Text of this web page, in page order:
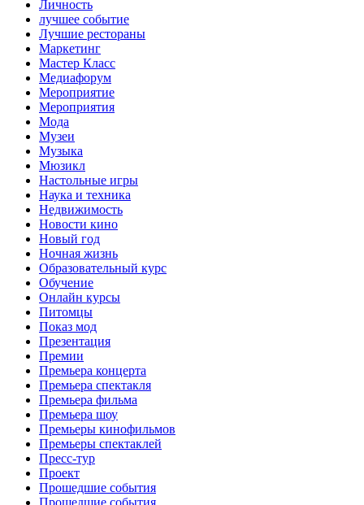
Личность
лучшее событие
Лучшие рестораны
Маркетинг
Мастер Класс
Медиафорум
Мероприятие
Мероприятия
Мода
Музеи
Музыка
Мюзикл
Настольные игры
Наука и техника
Недвижимость
Новости кино
Новый год
Ночная жизнь
Образовательный курс
Обучение
Онлайн курсы
Питомцы
Показ мод
Презентация
Премии
Премьера концерта
Премьера спектакля
Премьера фильма
Премьера шоу
Премьеры кинофильмов
Премьеры спектаклей
Пресс-тур
Проект
Прошедшие события
Прошедшие события